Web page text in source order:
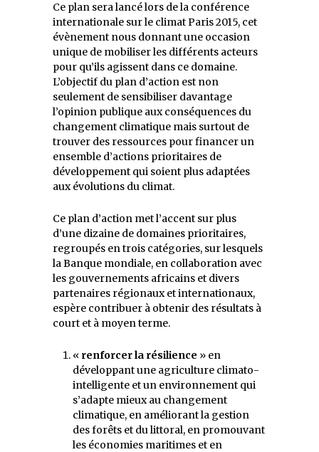
Ce plan sera lancé lors de la conférence
internationale sur le climat Paris 2015, cet
évènement nous donnant une occasion
unique de mobiliser les différents acteurs
pour qu’ils agissent dans ce domaine.
L’objectif du plan d’action est non
seulement de sensibiliser davantage
l’opinion publique aux conséquences du
changement climatique mais surtout de
trouver des ressources pour financer un
ensemble d’actions prioritaires de
développement qui soient plus adaptées
aux évolutions du climat.
Ce plan d’action met l’accent sur plus
d’une dizaine de domaines prioritaires,
regroupés en trois catégories, sur lesquels
la Banque mondiale, en collaboration avec
les gouvernements africains et divers
partenaires régionaux et internationaux,
espère contribuer à obtenir des résultats à
court et à moyen terme.
« renforcer la résilience » en
développant une agriculture climato-
intelligente et un environnement qui
s’adapte mieux au changement
climatique, en améliorant la gestion
des forêts et du littoral, en promouvant
les économies maritimes et en